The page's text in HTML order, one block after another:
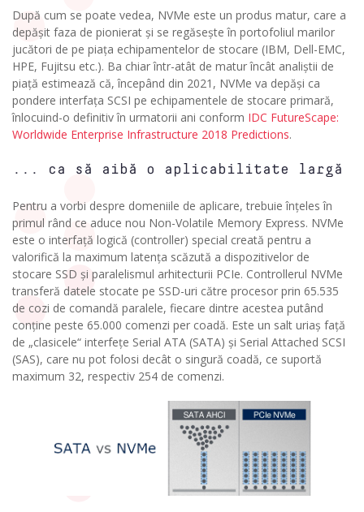
După cum se poate vedea, NVMe este un produs matur, care a
depășit faza de pionierat și se regăsește în portofoliul marilor
jucători de pe piața echipamentelor de stocare (IBM, Dell-EMC,
HPE, Fujitsu etc.). Ba chiar într-atât de matur încât analiștii de
piață estimează că, începând din 2021, NVMe va depăși ca
pondere interfața SCSI pe echipamentele de stocare primară,
înlocuind-o definitiv în urmatorii ani conform IDC FutureScape:
Worldwide Enterprise Infrastructure 2018 Predictions.
... ca să aibă o aplicabilitate largă
Pentru a vorbi despre domeniile de aplicare, trebuie înțeles în
primul rând ce aduce nou Non-Volatile Memory Express. NVMe
este o interfață logică (controller) special creată pentru a
valorifică la maximum latența scăzută a dispozitivelor de
stocare SSD și paralelismul arhitecturii PCIe. Controllerul NVMe
transferă datele stocate pe SSD-uri către procesor prin 65.535
de cozi de comandă paralele, fiecare dintre acestea putând
conține peste 65.000 comenzi per coadă. Este un salt uriaș față
de „clasicele“ interfețe Serial ATA (SATA) și Serial Attached SCSI
(SAS), care nu pot folosi decât o singură coadă, ce suportă
maximum 32, respectiv 254 de comenzi.